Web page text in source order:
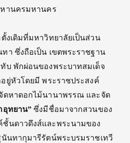
หานครมหานคร
งเดิมที่มหาวิทยาลัยเป็นส่วน
า ซึ่งถือเป็น เขตพระราชฐาน
บ พักผ่อนของพระบาทสมเด็จ
อยู่หัวโดยมี พระราชประสงค์
ดหาดอกไม้นานาพรรณ และจัด
อุทยาน” ซึ่งมีชื่อมาจากสวนของ
นดาวดึงส์และพระนามของ
นันทากุมารีรัตน์พระบรมราชเทวี